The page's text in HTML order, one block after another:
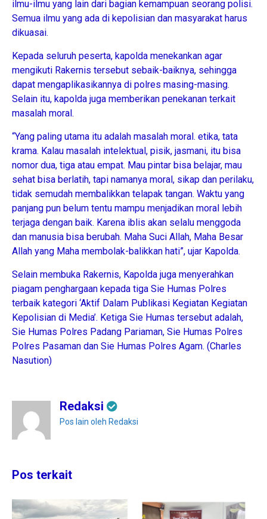
ilmu-ilmu yang lain dari bagian kemampuan seorang polisi.
Semua ilmu yang ada di kepolisian dan masyarakat harus
dikuasai.
Kepada seluruh peserta, kapolda menekankan agar
mengikuti Rakernis tersebut sebaik-baiknya, sehingga
dapat mengaplikasikannya di polres masing-masing.
Selain itu, kapolda juga memberikan penekanan terkait
masalah moral.
“Yang paling utama itu adalah masalah moral. etika, tata
krama. Kalau masalah intelektual, pisik, jasmani, itu bisa
nomor dua, tiga atau empat. Mau pintar bisa belajar, mau
sehat bisa berlatih, tapi namanya moral, sikap dan perilaku,
tidak semudah membalikkan telapak tangan. Waktu yang
panjang pun belum tentu mampu menjadikan moral lebih
terjaga dengan baik. Karena iblis akan selalu menggoda
dan manusia bisa berubah. Maha Suci Allah, Maha Besar
Allah yang Maha membolak-balikkan hati”, ujar Kapolda.
Selain membuka Rakernis, Kapolda juga menyerahkan
piagam penghargaan kepada tiga Sie Humas Polres
terbaik kategori ‘Aktif Dalam Publikasi Kegiatan Kegiatan
Kepolisian di Media’. Ketiga Sie Humas tersebut adalah,
Sie Humas Polres Padang Pariaman, Sie Humas Polres
Polres Pasaman dan Sie Humas Polres Agam. (Charles
Nasution)
Redaksi
Pos lain oleh Redaksi
Pos terkait